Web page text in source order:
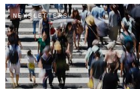
NEWSLETTERS